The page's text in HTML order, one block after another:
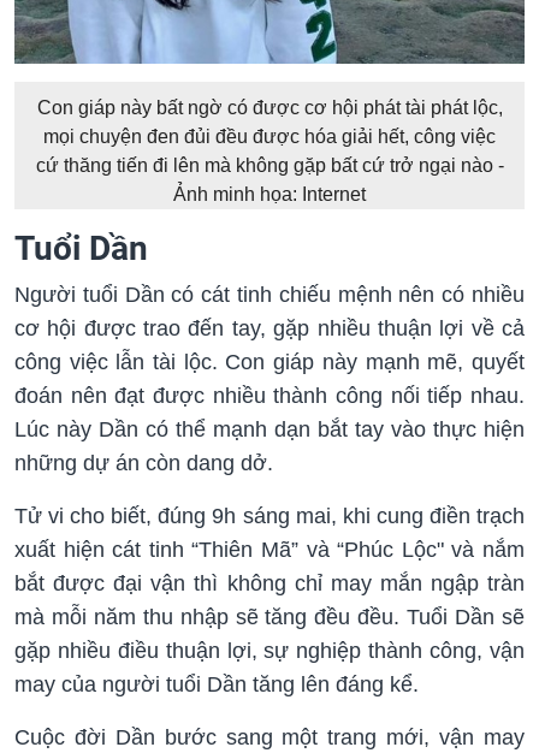
Con giáp này bất ngờ có được cơ hội phát tài phát lộc,
mọi chuyện đen đủi đều được hóa giải hết, công việc
cứ thăng tiến đi lên mà không gặp bất cứ trở ngại nào -
Ảnh minh họa: Internet
Tuổi Dần
Người tuổi Dần có cát tinh chiếu mệnh nên có nhiều
cơ hội được trao đến tay, gặp nhiều thuận lợi về cả
công việc lẫn tài lộc. Con giáp này mạnh mẽ, quyết
đoán nên đạt được nhiều thành công nối tiếp nhau.
Lúc này Dần có thể mạnh dạn bắt tay vào thực hiện
những dự án còn dang dở.
Tử vi cho biết, đúng 9h sáng mai, khi cung điền trạch
xuất hiện cát tinh “Thiên Mã” và “Phúc Lộc" và nắm
bắt được đại vận thì không chỉ may mắn ngập tràn
mà mỗi năm thu nhập sẽ tăng đều đều. Tuổi Dần sẽ
gặp nhiều điều thuận lợi, sự nghiệp thành công, vận
may của người tuổi Dần tăng lên đáng kể.
Cuộc đời Dần bước sang một trang mới, vận may